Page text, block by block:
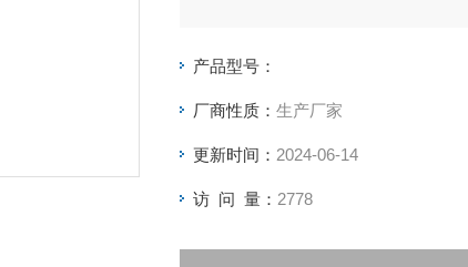
产品型号：
厂商性质： 生产厂家
更新时间： 2024-06-14
访 问 量： 2778